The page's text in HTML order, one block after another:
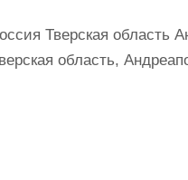
Тверская область
область,